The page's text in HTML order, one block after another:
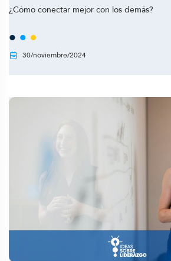
¿Cómo conectar mejor con los demás?
30/noviembre/2024